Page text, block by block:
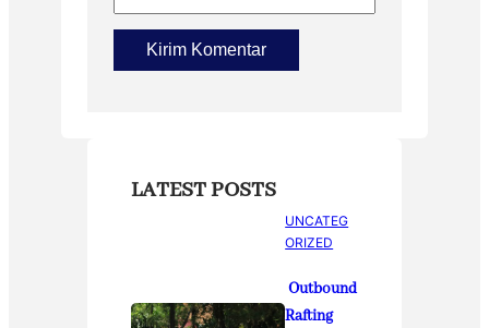
LATEST POSTS
UNCATEG
ORIZED
Outbound
Rafting